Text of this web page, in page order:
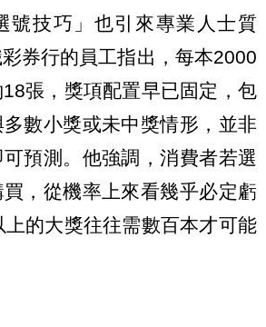
號技巧」也引來專業人士質
券行的員工指出，每本2000
張，獎項配置早已固定，包
數小獎或未中獎情形，並非
預測。他強調，消費者若選
，從機率上來看幾乎必定虧
的大獎往往需數百本才可能